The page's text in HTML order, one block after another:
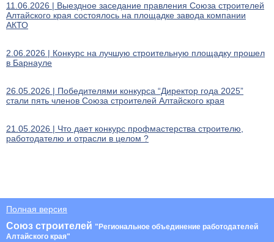
11.06.2026 | Выездное заседание правления Союза строителей
Алтайского края состоялось на площадке завода компании
АКТО
2.06.2026 | Конкурс на лучшую строительную площадку прошел
в Барнауле
26.05.2026 | Победителями конкурса “Директор года 2025”
стали пять членов Союза строителей Алтайского края
21.05.2026 | Что дает конкурс профмастерства строителю,
работодателю и отрасли в целом ?
Полная версия
Союз строителей "Региональное объединение работодателей
Алтайского края"